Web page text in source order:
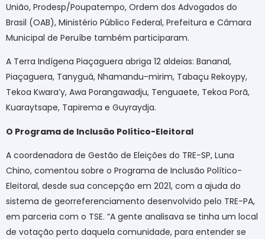
União, Prodesp/Poupatempo, Ordem dos Advogados do
Brasil (OAB), Ministério Público Federal, Prefeitura e Câmara
Municipal de Peruíbe também participaram.
A Terra Indígena Piaçaguera abriga 12 aldeias: Bananal,
Piaçaguera, Tanyguá, Nhamandu-mirim, Tabaçu Rekoypy,
Tekoa Kwara’y, Awa Porangawadju, Tenguaete, Tekoa Porã,
Kuaraytsape, Tapirema e Guyraydja.
O Programa de Inclusão Político-Eleitoral
A coordenadora de Gestão de Eleições do TRE-SP, Luna
Chino, comentou sobre o Programa de Inclusão Político-
Eleitoral, desde sua concepção em 2021, com a ajuda do
sistema de georreferenciamento desenvolvido pelo TRE-PA,
em parceria com o TSE. “A gente analisava se tinha um local
de votação perto daquela comunidade, para entender se